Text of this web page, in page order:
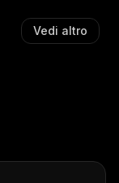
Vedi altro